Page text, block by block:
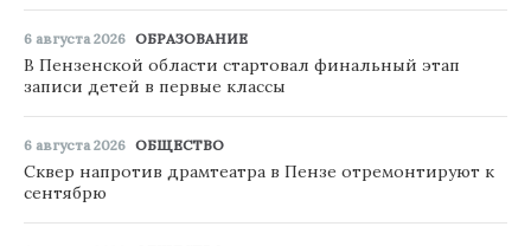
6 августа 2026 ОБРАЗОВАНИЕ
В Пензенской области стартовал финальный этап
записи детей в первые классы
6 августа 2026 ОБЩЕСТВО
Сквер напротив драмтеатра в Пензе отремонтируют к
сентябрю